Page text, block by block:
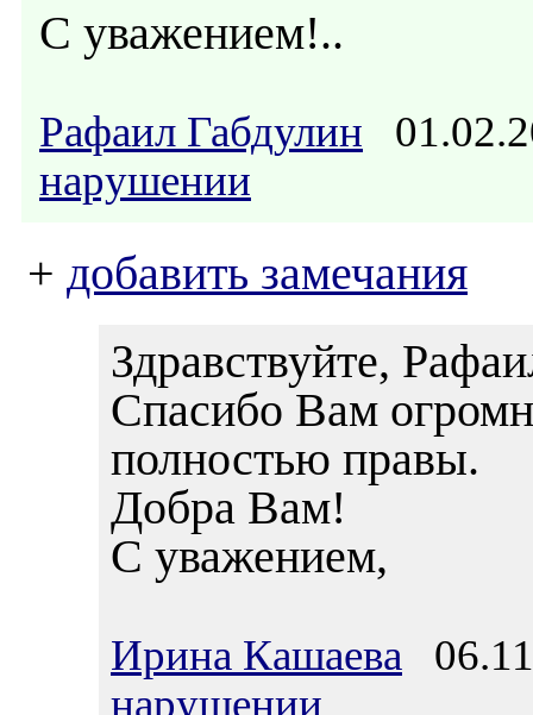
С уважением!..
Рафаил Габдулин
нарушении
+ добавить замечания
Здравствуйте,
Спасибо Вам
полностью правы.
Добра Вам!
С уважением,
Ирина Кашаева
нарушении